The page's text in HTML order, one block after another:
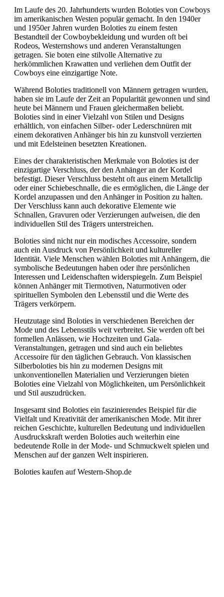
Im Laufe des 20. Jahrhunderts wurden Boloties von Cowboys
im amerikanischen Westen populär gemacht. In den 1940er
und 1950er Jahren wurden Boloties zu einem festen
Bestandteil der Cowboybekleidung und wurden oft bei
Rodeos, Westernshows und anderen Veranstaltungen
getragen. Sie boten eine stilvolle Alternative zu
herkömmlichen Krawatten und verliehen dem Outfit der
Cowboys eine einzigartige Note.
Während Boloties traditionell von Männern getragen wurden,
haben sie im Laufe der Zeit an Popularität gewonnen und sind
heute bei Männern und Frauen gleichermaßen beliebt.
Boloties sind in einer Vielzahl von Stilen und Designs
erhältlich, von einfachen Silber- oder Lederschnüren mit
einem dekorativen Anhänger bis hin zu kunstvoll verzierten
und mit Edelsteinen besetzten Kreationen.
Eines der charakteristischen Merkmale von Boloties ist der
einzigartige Verschluss, der den Anhänger an der Kordel
befestigt. Dieser Verschluss besteht oft aus einem Metallclip
oder einer Schiebeschnalle, die es ermöglichen, die Länge der
Kordel anzupassen und den Anhänger in Position zu halten.
Der Verschluss kann auch dekorative Elemente wie
Schnallen, Gravuren oder Verzierungen aufweisen, die den
individuellen Stil des Trägers unterstreichen.
Boloties sind nicht nur ein modisches Accessoire, sondern
auch ein Ausdruck von Persönlichkeit und kultureller
Identität. Viele Menschen wählen Boloties mit Anhängern, die
symbolische Bedeutungen haben oder ihre persönlichen
Interessen und Leidenschaften widerspiegeln. Zum Beispiel
können Anhänger mit Tiermotiven, Naturmotiven oder
spirituellen Symbolen den Lebensstil und die Werte des
Trägers verkörpern.
Heutzutage sind Boloties in verschiedenen Bereichen der
Mode und des Lebensstils weit verbreitet. Sie werden oft bei
formellen Anlässen, wie Hochzeiten und Gala-
Veranstaltungen, getragen und sind auch ein beliebtes
Accessoire für den täglichen Gebrauch. Von klassischen
Silberboloties bis hin zu modernen Designs mit
unkonventionellen Materialien und Verzierungen bieten
Boloties eine Vielzahl von Möglichkeiten, um Persönlichkeit
und Stil auszudrücken.
Insgesamt sind Boloties ein faszinierendes Beispiel für die
Vielfalt und Kreativität der amerikanischen Mode. Mit ihrer
reichen Geschichte, kulturellen Bedeutung und individuellen
Ausdruckskraft werden Boloties auch weiterhin eine
bedeutende Rolle in der Mode- und Schmuckwelt spielen und
Menschen auf der ganzen Welt inspirieren.
Boloties kaufen auf Western-Shop.de